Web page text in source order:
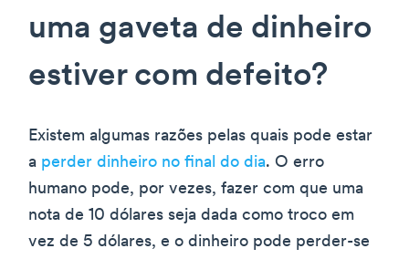
uma gaveta de dinheiro
estiver com defeito?
Existem algumas razões pelas quais pode estar
a perder dinheiro no final do dia. O erro
humano pode, por vezes, fazer com que uma
nota de 10 dólares seja dada como troco em
vez de 5 dólares, e o dinheiro pode perder-se